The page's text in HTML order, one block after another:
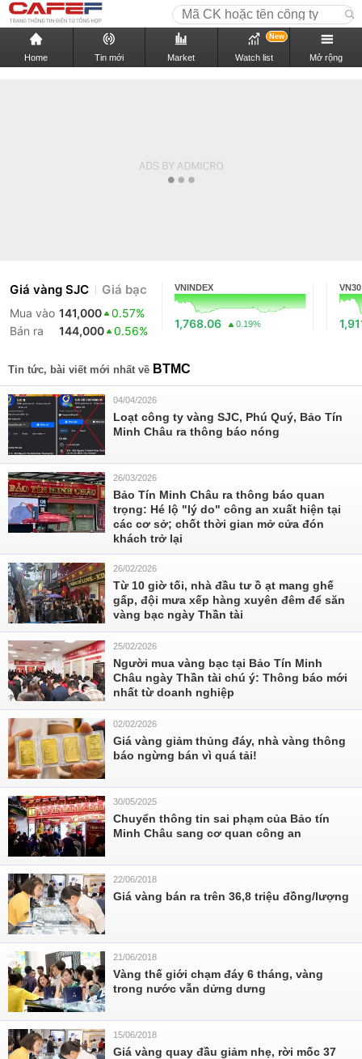
Home Tin mới Market Watch list
New
Mở rộng
Giá vàng SJC Giá bạc
Mua vào 141,000
0.57%
Bán ra
144,000 0.56%
VNINDEX
1,768.06 0.19%
VN30
Tin tức, bài viết mới nhất về BTMC
04/04/2026
Loạt công ty vàng SJC, Phú Quý, Bảo Tín
Minh Châu ra thông báo nóng
26/03/2026
Bảo Tín Minh Châu ra thông báo quan
trọng: Hé lộ "lý do" công an xuất hiện tại
các cơ sở; chốt thời gian mở cửa đón
khách trở lại
26/02/2026
Từ 10 giờ tối, nhà đầu tư ồ ạt mang ghế
gấp, đội mưa xếp hàng xuyên đêm để săn
vàng bạc ngày Thần tài
25/02/2026
Người mua vàng bạc tại Bảo Tín Minh
Châu ngày Thần tài chú ý: Thông báo mới
nhất từ doanh nghiệp
02/02/2026
Giá vàng giảm thủng đáy, nhà vàng thông
báo ngừng bán vì quá tải!
30/05/2025
Chuyển thông tin sai phạm của Bảo tín
Minh Châu sang cơ quan công an
22/06/2018
Giá vàng bán ra trên 36,8 triệu đồng/lượng
21/06/2018
Vàng thế giới chạm đáy 6 tháng, vàng
trong nước vẫn dửng dưng
15/06/2018
Giá vàng quay đầu giảm nhẹ, rời mốc 37